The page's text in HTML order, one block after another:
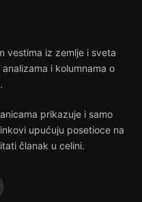
vestima iz zemlje i sveta
i kolumnama o
prikazuje i samo
upućuju posetioce na
članak u celini.